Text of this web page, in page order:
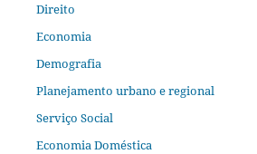
Direito
Economia
Demografia
Planejamento urbano e regional
Serviço Social
Economia Doméstica